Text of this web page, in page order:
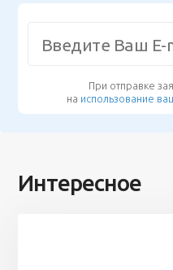
При отправке
на использование
Интересное